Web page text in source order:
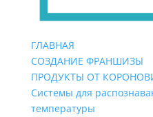
ГЛАВНАЯ
СОЗДАНИЕ ФРАНШИЗЫ
ПРОДУКТЫ ОТ
Системы для
температуры